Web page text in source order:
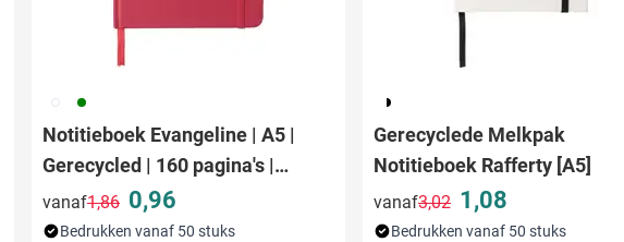
002 004
Notitieboek Evangeline | A5 |
Gerecycled | 160 pagina's |
Gelinieerd
vanaf
Normale prijs
1,86 0,96
Bedrukken vanaf 50 stuks
040
Gerecyclede Melkpak
Notitieboek Rafferty [A5]
vanaf
Normale prijs
3,02 1,08
Bedrukken vanaf 50 stuks